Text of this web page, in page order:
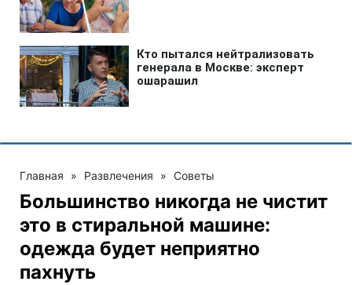
Главная » Развлечения » Советы
Большинство никогда не чистит
это в стиральной машине:
одежда будет неприятно
пахнуть